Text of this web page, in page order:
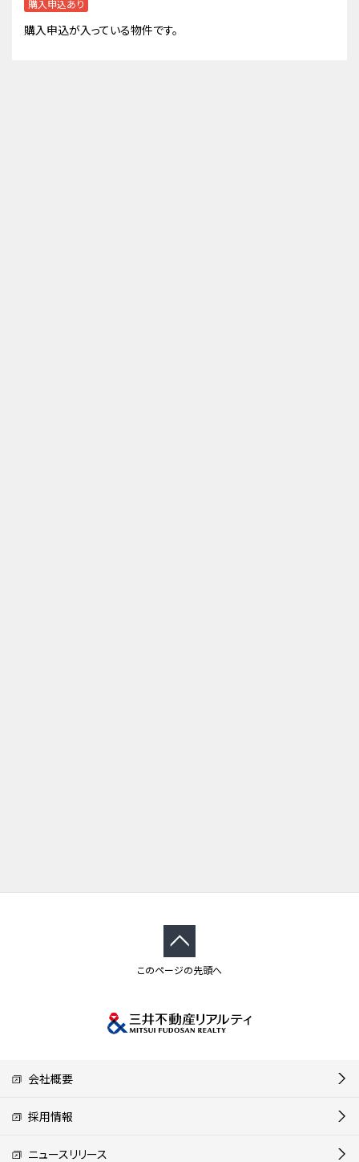
購入申込あり
購入申込が入っている物件です。
このページの先頭へ
会社概要
採用情報
ニュースリリース